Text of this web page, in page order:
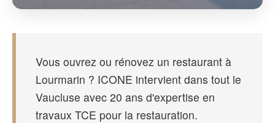
Vous ouvrez ou rénovez un restaurant à
Lourmarin ? ICONE intervient dans tout le
Vaucluse avec 20 ans d'expertise en
travaux TCE pour la restauration.